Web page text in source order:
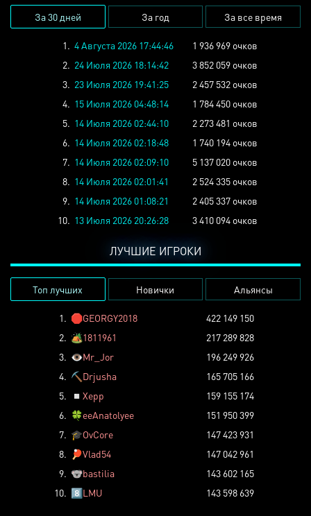
За 30 дней За год За все время
1. 4 Августа 2026 17:44:46
1 936 969 очков
2. 24 Июля 2026 18:14:42
3 852 059 очков
3. 23 Июля 2026 19:41:25
2 457 532 очков
4. 15 Июля 2026 04:48:14
1 784 450 очков
5. 14 Июля 2026 02:44:10
2 273 481 очков
6. 14 Июля 2026 02:18:48
1 740 194 очков
7. 14 Июля 2026 02:09:10
5 137 020 очков
8. 14 Июля 2026 02:01:41
2 524 335 очков
9. 14 Июля 2026 01:08:21
2 405 337 очков
10. 13 Июля 2026 20:26:28 3 410 094 очков
ЛУЧШИЕ ИГРОКИ
Топ лучших Новички Альянсы
1. 🛑GEORGY2018
422 149 150
2. 🏕️1811961
217 289 828
3. 👁️Mr_Jor
196 249 926
4. ⛏️ Drjusha
165 705 166
5.
◽ Xepp
159 155 174
6. 🍀eeAnatolyee
151 950 399
7. 🎓OvCore
147 423 931
8.
🏓Vlad54
147 042 961
9. 🐨bastilia
143 602 165
10. 8️⃣LMU 143 598 639